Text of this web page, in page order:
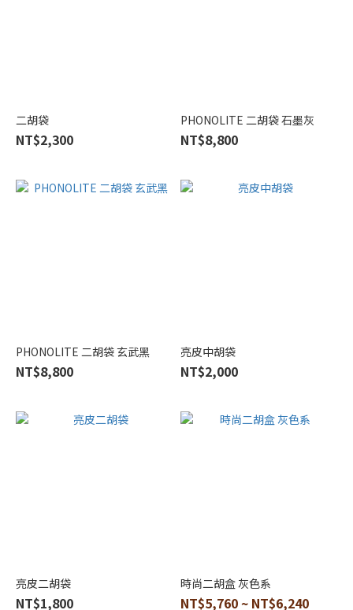
二胡袋
NT$2,300
PHONOLITE 二胡袋 石墨灰
NT$8,800
PHONOLITE 二胡袋 玄武黑
NT$8,800
亮皮中胡袋
NT$2,000
亮皮二胡袋
NT$1,800
時尚二胡盒 灰色系
NT$5,760 ~ NT$6,240